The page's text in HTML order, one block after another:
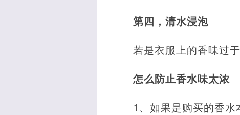
第四，清水浸泡
若是衣服上的香味过
怎么防止香水味太浓
1、如果是购买的香